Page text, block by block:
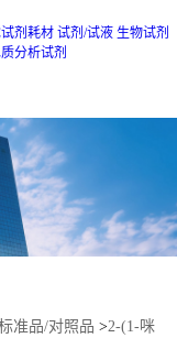
剂耗材 试剂/试液 生物试剂
分析试剂
准品/对照品 >2-(1-咪